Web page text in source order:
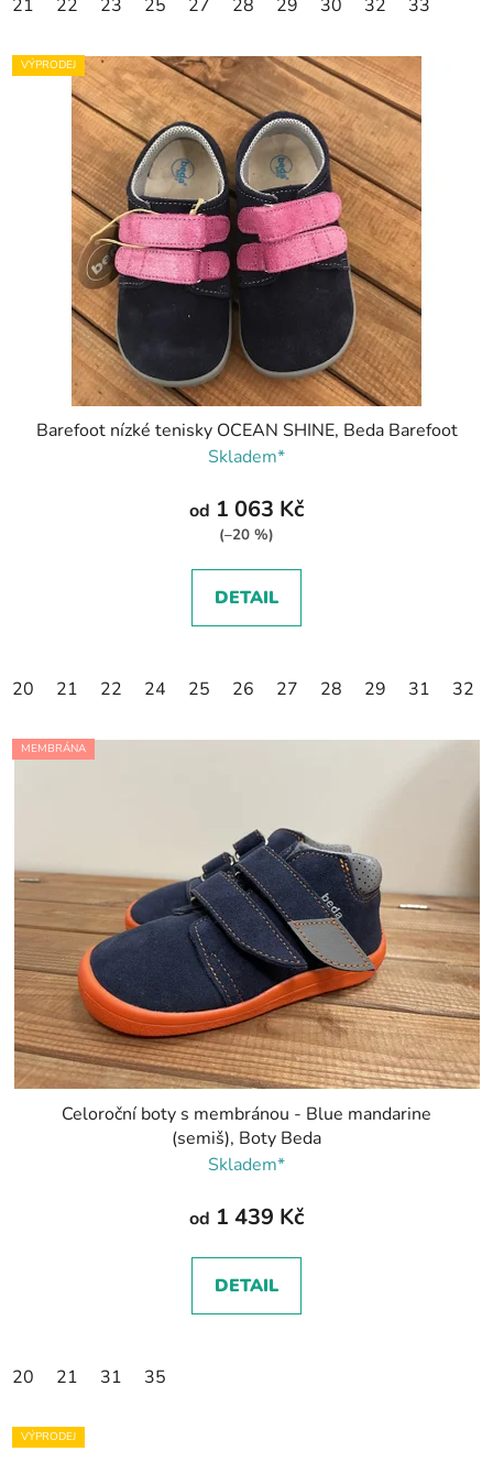
21 22 23 25 27 28 29 30 32 33
VÝPRODEJ
Barefoot nízké tenisky OCEAN SHINE, Beda Barefoot
Skladem*
od 1 063 Kč
(–20 %)
DETAIL
20 21 22 24 25 26 27 28 29 31 32
MEMBRÁNA
Celoroční boty s membránou - Blue mandarine
(semiš), Boty Beda
Skladem*
od 1 439 Kč
DETAIL
20 21 31 35
VÝPRODEJ